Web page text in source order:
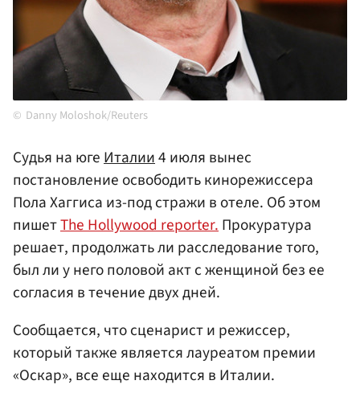
Danny Moloshok/Reuters
Судья на югеИталии4 июля вынес
постановление освободить кинорежиссера
Пола Хаггиса из-под стражи в отеле. Об этом
пишетThe Hollywood reporter.Прокуратура
решает, продолжать ли расследование того,
был ли у него половой акт с женщиной без ее
согласия в течение двух дней.
Сообщается, что сценарист и режиссер,
который также является лауреатом премии
«Оскар», все еще находится в Италии.